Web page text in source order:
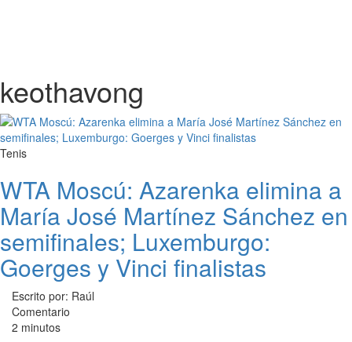
keothavong
Tenis
WTA Moscú: Azarenka elimina a
María José Martínez Sánchez en
semifinales; Luxemburgo:
Goerges y Vinci finalistas
Escrito por: Raúl
Comentario
2 minutos